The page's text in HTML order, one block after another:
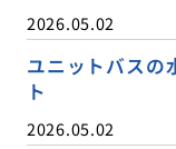
2026.05.02
ユニットバスの
ト
2026.05.02